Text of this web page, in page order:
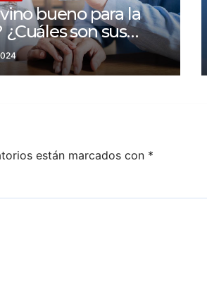
bueno para la
¿Cuáles son sus
están marcados con *